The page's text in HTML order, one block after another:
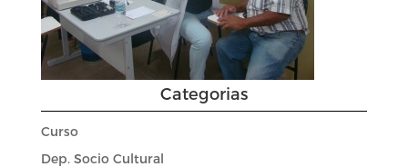
Categorias
Curso
Dep. Socio Cultural